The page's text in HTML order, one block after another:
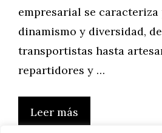
empresarial se caracteriza
dinamismo y diversidad,
transportistas hasta
repartidores y …
Leer más